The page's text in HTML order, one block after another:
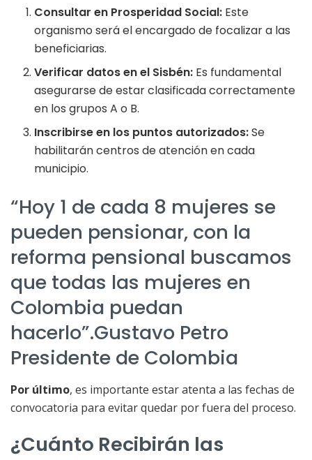
Consultar en Prosperidad Social: Este
organismo será el encargado de focalizar a las
beneficiarias.
Verificar datos en el Sisbén: Es fundamental
asegurarse de estar clasificada correctamente
en los grupos A o B.
Inscribirse en los puntos autorizados:Se
habilitarán centros de atención en cada
municipio.
“Hoy 1 de cada 8 mujeres se
pueden pensionar, con la
reforma pensional buscamos
que todas las mujeres en
Colombia puedan
hacerlo”.Gustavo Petro
Presidente de Colombia
Por último, es importante estar atenta a las fechas de
convocatoria para evitar quedar por fuera del proceso.
¿Cuánto Recibirán las